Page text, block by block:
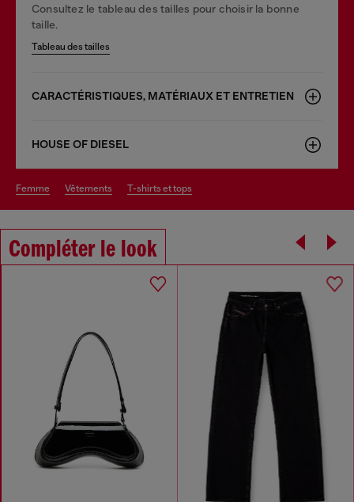
Consultez le tableau des tailles pour choisir la bonne
taille.
Tableau des tailles
CARACTÉRISTIQUES, MATÉRIAUX ET ENTRETIEN
HOUSE OF DIESEL
femme vêtements t-shirts et tops
Compléter le look